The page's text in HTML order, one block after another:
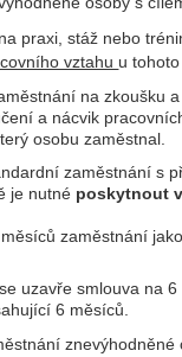
praxi, stáž nebo
vztahu u
na zkoušku a
a nácvik
osobu zaměstnal.
zaměstnání s
je nutné poskytnout
zaměstnání
uzavře smlouva na
6 měsíců.